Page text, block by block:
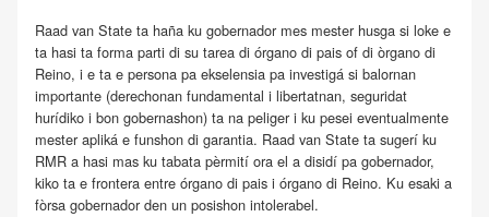
Raad van State ta haña ku gobernador mes mester husga si loke e
ta hasi ta forma parti di su tarea di órgano di pais of di òrgano di
Reino, i e ta e persona pa ekselensia pa investigá si balornan
importante (derechonan fundamental i libertatnan, seguridat
hurídiko i bon gobernashon) ta na peliger i ku pesei eventualmente
mester apliká e funshon di garantia. Raad van State ta sugerí ku
RMR a hasi mas ku tabata pèrmití ora el a disidí pa gobernador,
kiko ta e frontera entre órgano di pais i órgano di Reino. Ku esaki a
fòrsa gobernador den un posishon intolerabel.